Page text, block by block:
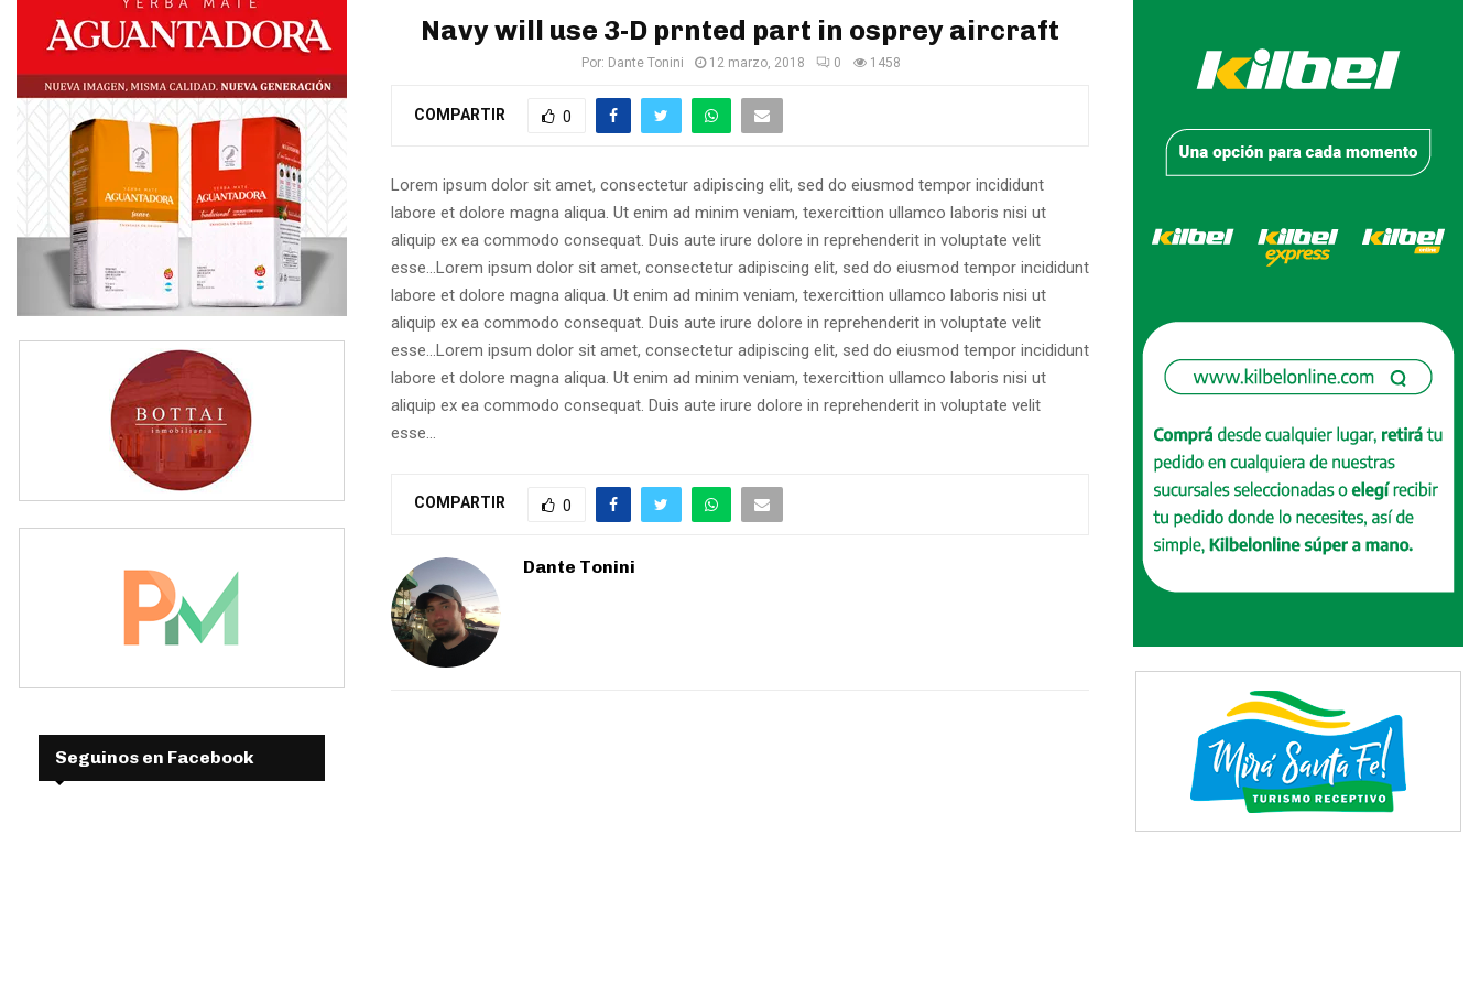
Navy will use 3-D prnted part in osprey aircraft
Por: Dante Tonini 12 marzo, 2018 0 1458
COMPARTIR 0
Lorem ipsum dolor sit amet, consectetur adipiscing elit, sed do eiusmod tempor incididunt
labore et dolore magna aliqua. Ut enim ad minim veniam, texercittion ullamco laboris nisi ut
aliquip ex ea commodo consequat. Duis aute irure dolore in reprehenderit in voluptate velit
esse… Lorem ipsum dolor sit amet, consectetur adipiscing elit, sed do eiusmod tempor incididunt
labore et dolore magna aliqua. Ut enim ad minim veniam, texercittion ullamco laboris nisi ut
aliquip ex ea commodo consequat. Duis aute irure dolore in reprehenderit in voluptate velit
esse…Lorem ipsum dolor sit amet, consectetur adipiscing elit, sed do eiusmod tempor incididunt
labore et dolore magna aliqua. Ut enim ad minim veniam, texercittion ullamco laboris nisi ut
aliquip ex ea commodo consequat. Duis aute irure dolore in reprehenderit in voluptate velit
esse…
COMPARTIR 0
Dante Tonini
Seguinos en Facebook